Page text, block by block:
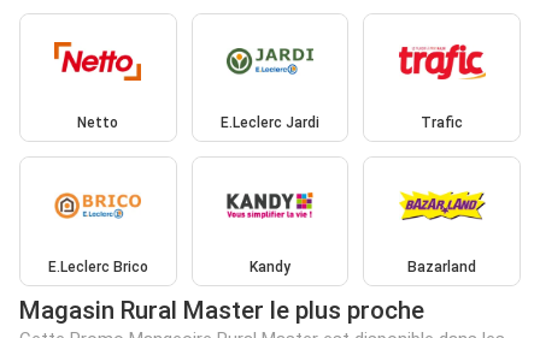
Netto E.Leclerc Jardi Trafic
E.Leclerc Brico Kandy Bazarland
Magasin Rural Master le plus proche